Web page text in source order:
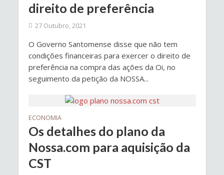
direito de preferência
27 Outubro, 2021
O Governo Santomense disse que não tem
condições financeiras para exercer o direito de
preferência na compra das ações da Oi, no
seguimento da petição da NOSSA...
ECONOMIA
Os detalhes do plano da
Nossa.com para aquisição da
CST